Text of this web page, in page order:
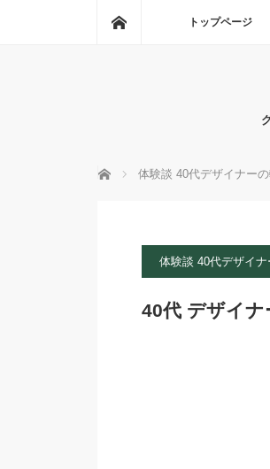
トップページ
ホーム 体験談 40代デザイナー
体験談 40代デザイナ
40代 デザイ